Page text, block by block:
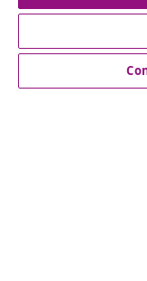
Servicio al